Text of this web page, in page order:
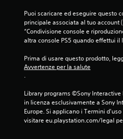
Puoi scaricare ed eseguire questo
principale associata al tuo
“Condivisione console e
altra console PS5 quando effettui il
Prima di usare questo prodotto,
Avvertenze per la salute
.
Library programs ©Sony
in licenza esclusivamente a Sony
Europe. Si applicano i Termini
visitare eu.playstation.com/legal